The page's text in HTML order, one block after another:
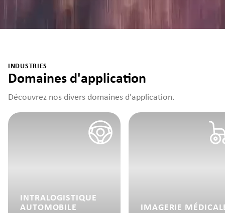
INDUSTRIES
Domaines d'application
Découvrez nos divers domaines d'application.
INTRALOGISTIQUE
AUTOMOBILE
IMAGERIE